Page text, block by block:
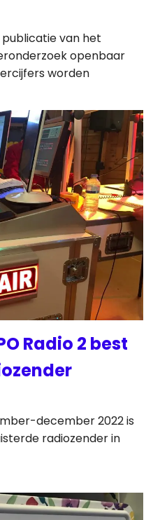
publicatie van het
openbaar
worden
Radio 2 best
december 2022 is
radiozender in